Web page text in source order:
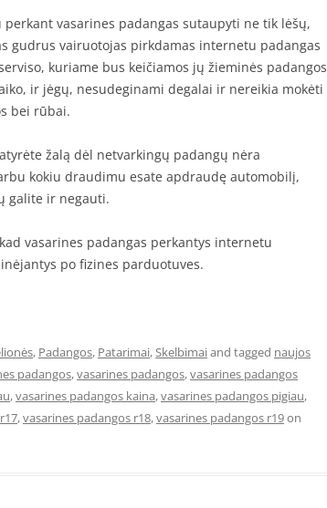
vasarines padangas sutaupyti ne tik lėšų,
gudrus vairuotojas pirkdamas internetu padangas
kuriame bus keičiamos jų žieminės padangos
ir jėgų, nesudeginami degalai ir nereikia mokėti
bei rūbai.
žalą dėl netvarkingų padangų nėra
kokiu draudimu esate apdraudę automobilį,
galite ir negauti.
vasarines padangas perkantys internetu
po fizines parduotuves.
, Padangos, Patarimai,Skelbimaiand tagged naujos
padangos,vasarines padangos,vasarines padangos
,vasarines padangos kaina,vasarines padangos pigiau,
,vasarines padangos r18,vasarines padangos r19on